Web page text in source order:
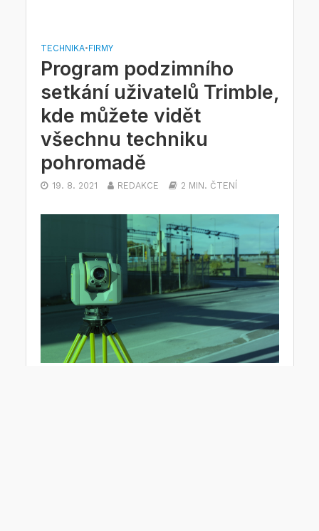
TECHNIKA•FIRMY
Program podzimního
setkání uživatelů Trimble,
kde můžete vidět
všechnu techniku
pohromadě
19. 8. 2021 REDAKCE 2 MIN. ČTENÍ